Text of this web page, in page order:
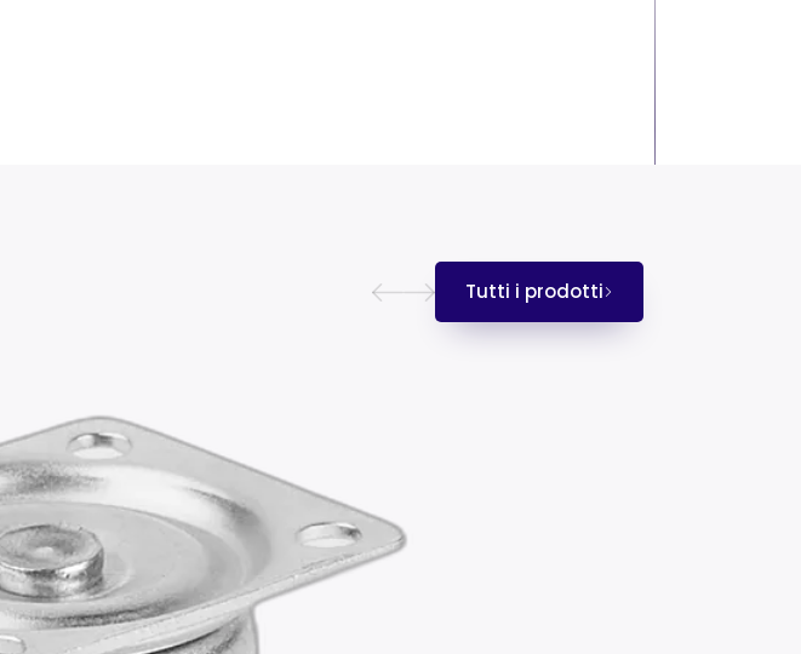
Tutti i prodotti